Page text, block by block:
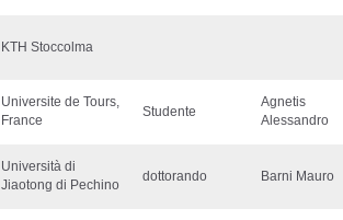
KTH Stoccolma
Universite de Tours,
France
Studente
Agnetis
Alessandro
Università di
Jiaotong di Pechino
dottorando Barni Mauro